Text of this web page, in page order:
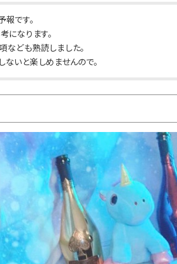
報です。
になります。
なども熟読しました。
ないと楽しめませんので。